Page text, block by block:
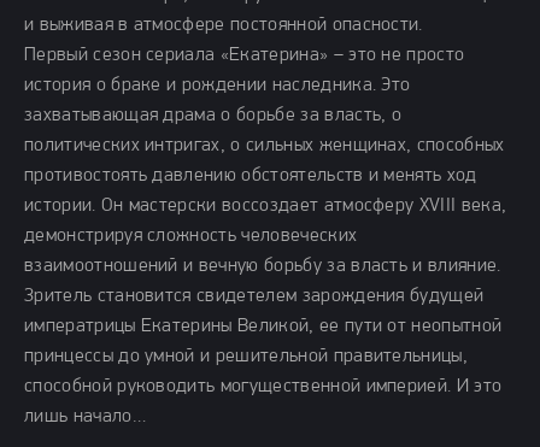
и выживая в атмосфере постоянной опасности.
Первый сезон сериала «Екатерина» – это не просто
история о браке и рождении наследника. Это
захватывающая драма о борьбе за власть, о
политических интригах, о сильных женщинах, способных
противостоять давлению обстоятельств и менять ход
истории. Он мастерски воссоздает атмосферу XVIII века,
демонстрируя сложность человеческих
взаимоотношений и вечную борьбу за власть и влияние.
Зритель становится свидетелем зарождения будущей
императрицы Екатерины Великой, ее пути от неопытной
принцессы до умной и решительной правительницы,
способной руководить могущественной империей. И это
лишь начало…